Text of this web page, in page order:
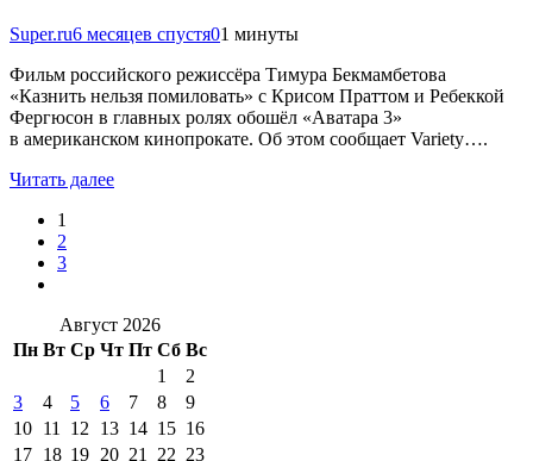
Super.ru6 месяцев спустя01 минуты
Фильм российского режиссёра Тимура Бекмамбетова
«Казнить нельзя помиловать» с Крисом Праттом и Ребеккой
Фергюсон в главных ролях обошёл «Аватара 3»
в американском кинопрокате. Об этом сообщает Variety….
Читать далее
1
2
3
Август 2026
Пн Вт Ср Чт Пт Сб Вс
1
2
3
4 5 6 7 8
9
10 11 12 13 14 15 16
17 18 19 20 21 22 23